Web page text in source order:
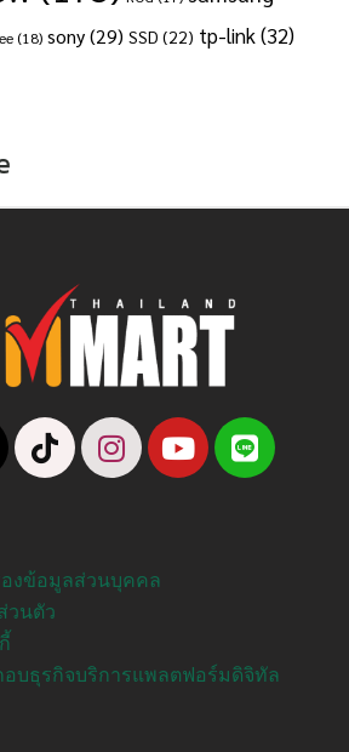
(18) sony(29) SSD (22) tp-link(32)
งข้อมูลส่วนบุคคล
วนตัว
อบธุรกิจบริการแพลตฟอร์มดิจิทัล